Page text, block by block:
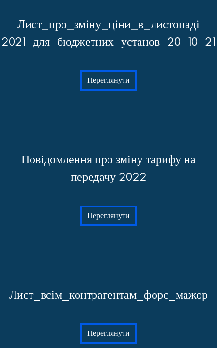
Лист_про_зміну_ціни_в_листопаді
2021_для_бюджетних_установ_20_10_21
Переглянути
Повідомлення про зміну тарифу на
передачу 2022
Переглянути
Лист_всім_контрагентам_форс_мажор
Переглянути